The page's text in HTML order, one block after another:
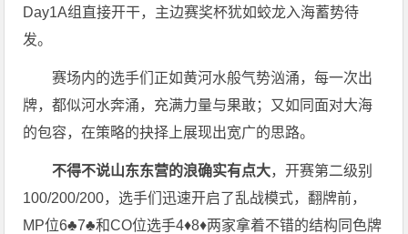
Day1A组直接开干，主边赛奖杯犹如蛟龙入海蓄势待
发。
赛场内的选手们正如黄河水般气势汹涌，每一次出
牌，都似河水奔涌，充满力量与果敢；又如同面对大海
的包容，在策略的抉择上展现出宽广的思路。
不得不说山东东营的浪确实有点大，开赛第二级别
100/200/200，选手们迅速开启了乱战模式，翻牌前，
MP位6♣️7♣️和CO位选手4♦️8♦️两家拿着不错的结构同色牌